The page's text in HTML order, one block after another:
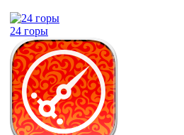
24 горы